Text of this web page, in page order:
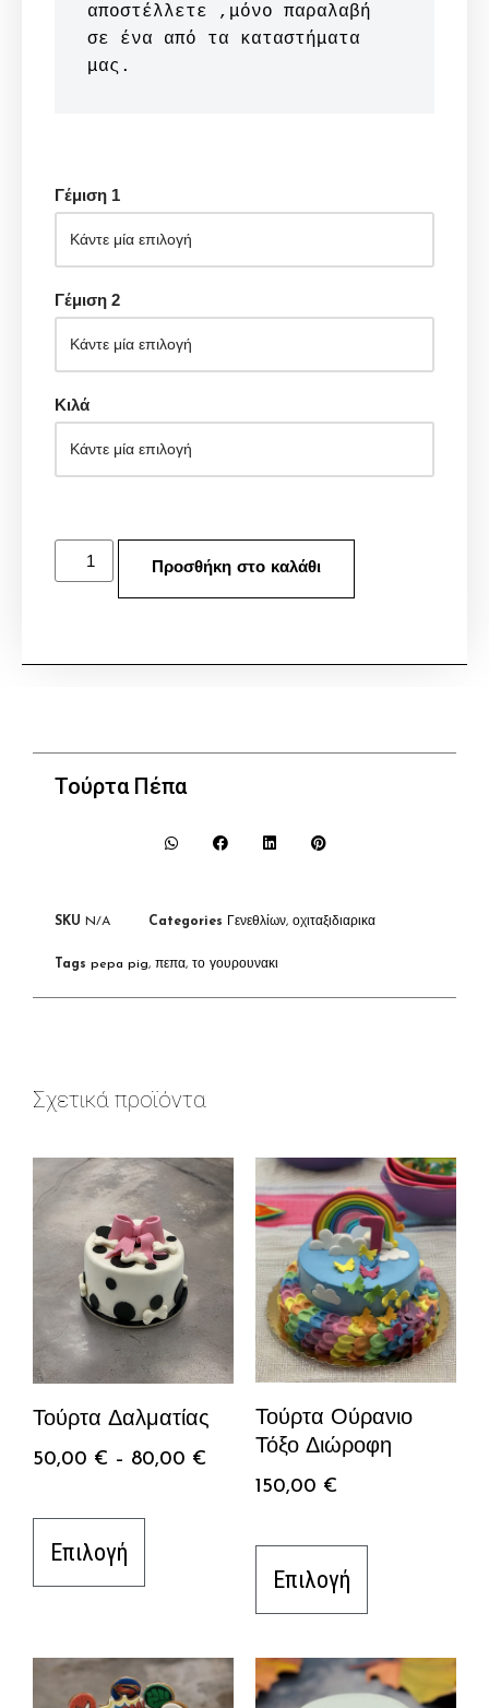
αποστέλλετε ,μόνο παραλαβή
σε ένα από τα καταστήματα
μας.
Γέμιση 1
Γέμιση 2
Κιλά
Προσθήκη στο καλάθι
Τούρτα Πέπα
SKU N/A Categories Γενεθλίων, οχιταξιδιαρικα
Tags pepa pig, πεπα, το γουρουνακι
Σχετικά προϊόντα
Τούρτα Δαλματίας
50,00 € – 80,00 €
Επιλογή
Τούρτα Ούρανιο
Τόξο Διώροφη
150,00 €
Επιλογή